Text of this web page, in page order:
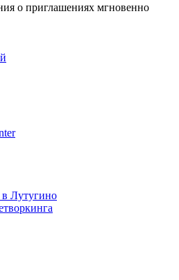
о приглашениях мгновенно
Лутугино